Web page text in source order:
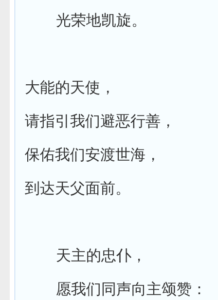
光荣地凯旋。
大能的天使，
请指引我们避恶行善，
保佑我们安渡世海，
到达天父面前。
天主的忠仆，
愿我们同声向主颂赞：